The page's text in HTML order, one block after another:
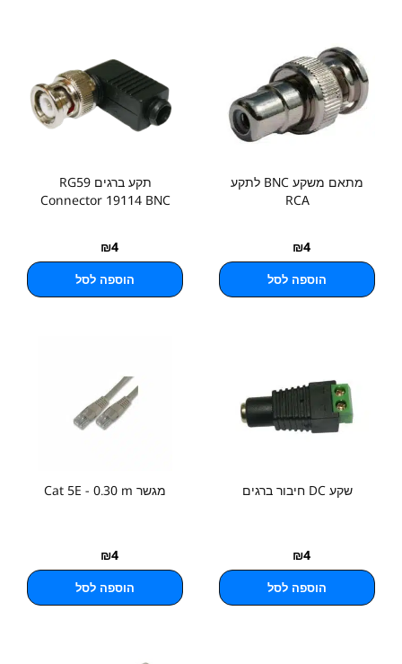
מתאם משקע BNC לתקע
RCA
₪4
הוספה לסל
תקע ברגים RG59
Connector 19114 BNC
₪4
הוספה לסל
שקע DC חיבור ברגים
₪4
הוספה לסל
מגשר Cat 5E - 0.30 m
₪4
הוספה לסל